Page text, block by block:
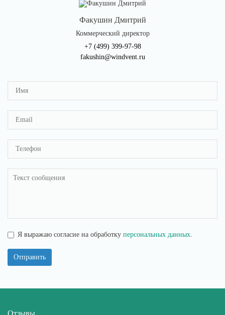
Факушин Дмитрий
Коммерческий директор
+7 (499) 399-97-98
fakushin@windvent.ru
Я выражаю согласие на обработку персональных данных.
Отправить